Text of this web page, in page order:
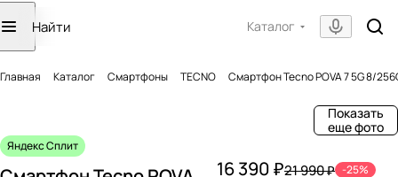
Каталог
Главная Каталог Смартфоны TECNO Смартфон Tecno POVA 7 5G 8/
Показать
еще фото
Яндекс Сплит
16 390 ₽21 990 ₽ -25%